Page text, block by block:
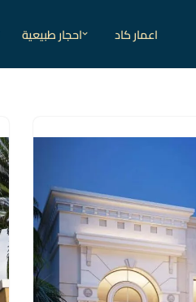
اعمار كاد احجار طبيعية